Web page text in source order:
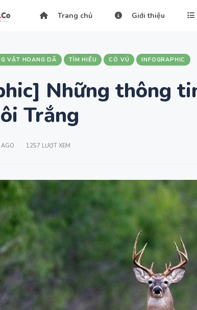
Trang chủ Giới thiệu
VẬT HOANG DÃ TÌM HIỂU CÓ VÚ INFOGRAPHIC
Những thông
Trắng
AGO 1257 LƯỢT XEM